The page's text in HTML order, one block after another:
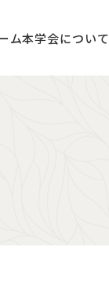
ム本学会について